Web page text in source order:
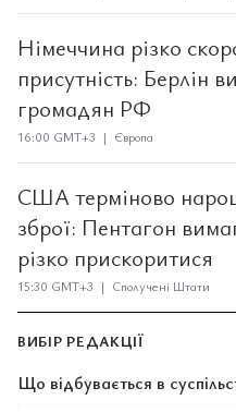
Німеччина різко
присутність: Берлін
громадян РФ
16:00 GMT+3 | Європа
США терміново
зброї: Пентагон
різко прискоритися
15:30 GMT+3 | Сполучені Штати
ВИБІР РЕДАКЦІЇ
Що відбувається в